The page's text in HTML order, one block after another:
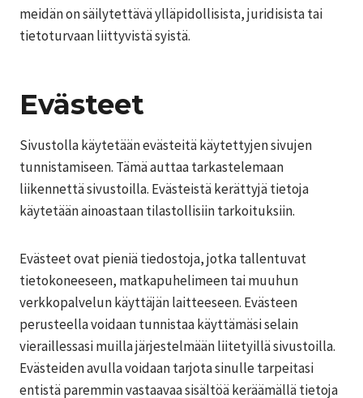
meidän on säilytettävä ylläpidollisista, juridisista tai
tietoturvaan liittyvistä syistä.
Evästeet
Sivustolla käytetään evästeitä käytettyjen sivujen
tunnistamiseen. Tämä auttaa tarkastelemaan
liikennettä sivustoilla. Evästeistä kerättyjä tietoja
käytetään ainoastaan tilastollisiin tarkoituksiin.
Evästeet ovat pieniä tiedostoja, jotka tallentuvat
tietokoneeseen, matkapuhelimeen tai muuhun
verkkopalvelun käyttäjän laitteeseen. Evästeen
perusteella voidaan tunnistaa käyttämäsi selain
vieraillessasi muilla järjestelmään liitetyillä sivustoilla.
Evästeiden avulla voidaan tarjota sinulle tarpeitasi
entistä paremmin vastaavaa sisältöä keräämällä tietoja